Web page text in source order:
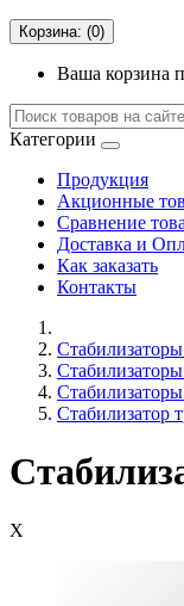
Корзина: (0)
Ваша корзина
Категории
Продукция
Акционные
Сравнение
Доставка и
Как заказать
Контакты
Стабилизатор
X